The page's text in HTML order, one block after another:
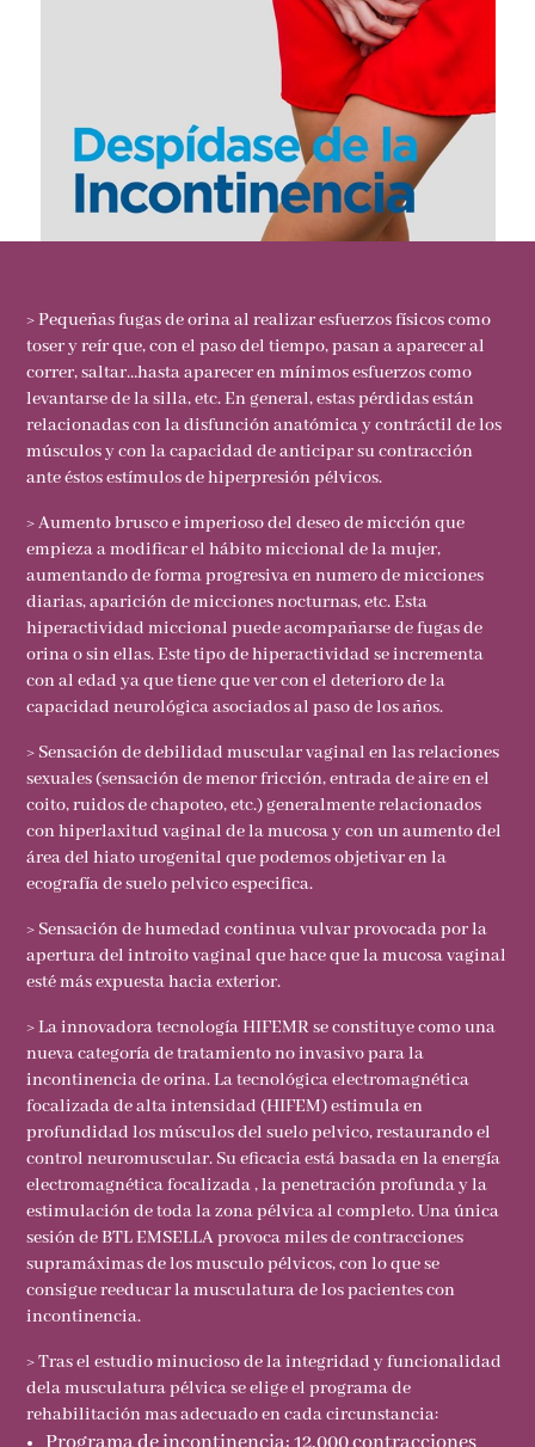
> Pequeñas fugas de orina al realizar esfuerzos físicos como
toser y reír que, con el paso del tiempo, pasan a aparecer al
correr, saltar…hasta aparecer en mínimos esfuerzos como
levantarse de la silla, etc. En general, estas pérdidas están
relacionadas con la disfunción anatómica y contráctil de los
músculos y con la capacidad de anticipar su contracción
ante éstos estímulos de hiperpresión pélvicos.
> Aumento brusco e imperioso del deseo de micción que
empieza a modificar el hábito miccional de la mujer,
aumentando de forma progresiva en numero de micciones
diarias, aparición de micciones nocturnas, etc. Esta
hiperactividad miccional puede acompañarse de fugas de
orina o sin ellas. Este tipo de hiperactividad se incrementa
con al edad ya que tiene que ver con el deterioro de la
capacidad neurológica asociados al paso de los años.
> Sensación de debilidad muscular vaginal en las relaciones
sexuales (sensación de menor fricción, entrada de aire en el
coito, ruidos de chapoteo, etc.) generalmente relacionados
con hiperlaxitud vaginal de la mucosa y con un aumento del
área del hiato urogenital que podemos objetivar en la
ecografía de suelo pelvico especifica.
> Sensación de humedad continua vulvar provocada por la
apertura del introito vaginal que hace que la mucosa vaginal
esté más expuesta hacia exterior.
> La innovadora tecnología HIFEMR se constituye como una
nueva categoría de tratamiento no invasivo para la
incontinencia de orina. La tecnológica electromagnética
focalizada de alta intensidad (HIFEM) estimula en
profundidad los músculos del suelo pelvico, restaurando el
control neuromuscular. Su eficacia está basada en la energía
electromagnética focalizada , la penetración profunda y la
estimulación de toda la zona pélvica al completo. Una única
sesión de BTL EMSELLA provoca miles de contracciones
supramáximas de los musculo pélvicos, con lo que se
consigue reeducar la musculatura de los pacientes con
incontinencia.
> Tras el estudio minucioso de la integridad y funcionalidad
dela musculatura pélvica se elige el programa de
rehabilitación mas adecuado en cada circunstancia: